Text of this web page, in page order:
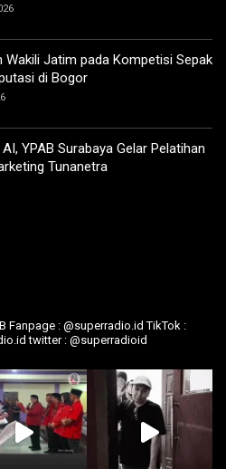
Wakili Jatim pada Kompetisi Sepak
di Bogor
YPAB Surabaya Gelar Pelatihan
Tunanetra
Fanpage : @superradio.id TikTok :
twitter : @superradioid